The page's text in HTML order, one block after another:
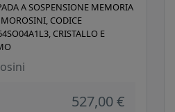
A SOSPENSIONE MEMORIA
CODICE
CRISTALLO E
527,00 €